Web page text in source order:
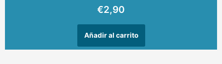
€2,90
Añadir al carrito